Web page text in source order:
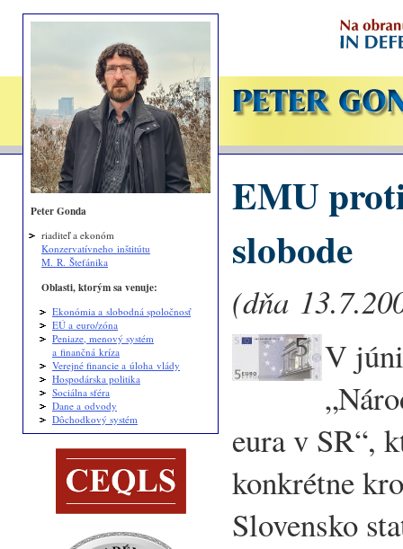
Peter Gonda
riaditeľ a ekonóm
Konzervatívneho inštitútu
M. R. Štefánika
Oblasti, ktorým sa venuje:
Ekonómia a slobodná spoločnosť
EÚ a euro/zóna
Peniaze, menový systém
a finančná kríza
Verejné financie a úloha vlády
Hospodárska politika
Sociálna sféra
Dane a odvody
Dôchodkový systém
EMU
slobode
(dňa
V
eura v SR“,
konkrétne
Slovensko